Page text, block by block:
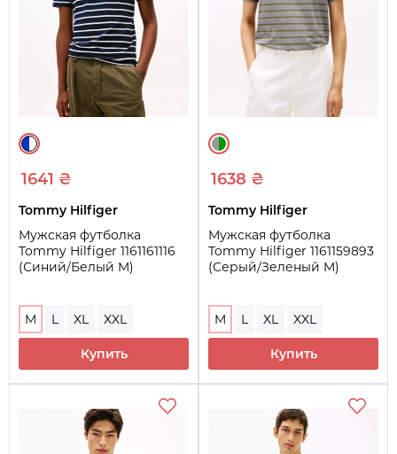
1641 ₴
Tommy Hilfiger
Мужская футболка
Tommy Hilfiger 1161161116
(Синий/Белый M)
M L XL XXL
Купить
1638 ₴
Tommy Hilfiger
Мужская футболка
Tommy Hilfiger 1161159893
(Серый/Зеленый M)
M L XL XXL
Купить